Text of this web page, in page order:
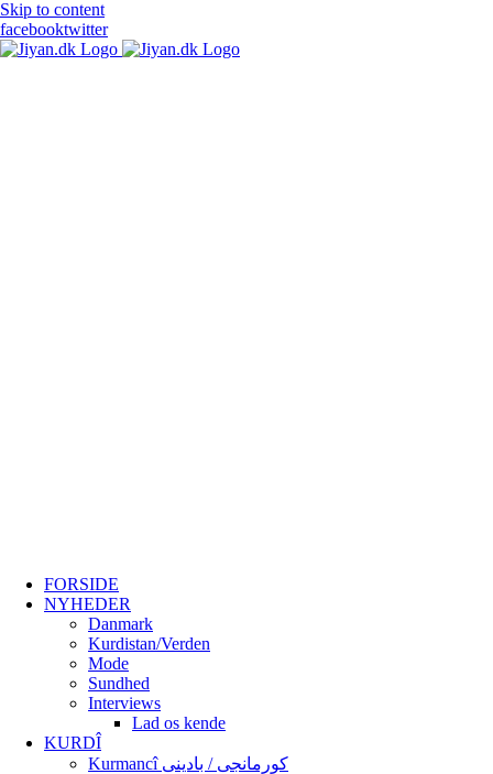
Skip to content
facebooktwitter
FORSIDE
NYHEDER
Danmark
Kurdistan/Verden
Mode
Sundhed
Interviews
Lad os kende
KURDÎ
Kurmancî کورمانجی / بادینی